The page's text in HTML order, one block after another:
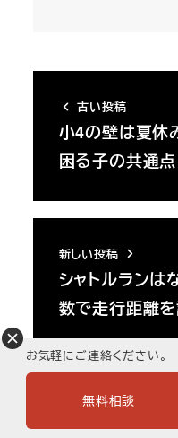
古い投稿
小4の壁は夏休
困る子の共通
新しい投稿
シャトルラン
数で走行距離
お気軽にご連絡ください。
無料相談